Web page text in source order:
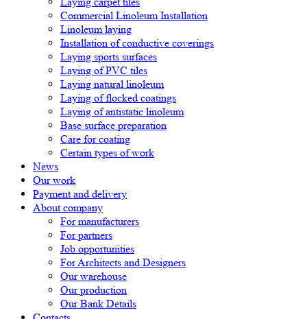
Commercial Linoleum Installation
Linoleum laying
Installation of conductive coverings
Laying sports surfaces
Laying of PVC tiles
Laying natural linoleum
Laying of flocked coatings
Laying of antistatic linoleum
Base surface preparation
Care for coating
Certain types of work
News
Our work
Payment and delivery
About company
For manufacturers
For partners
Job opportunities
For Architects and Designers
Our warehouse
Our production
Our Bank Details